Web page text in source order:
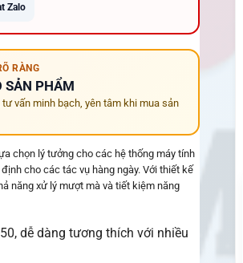
cao
tập, gaming, đồ họa,
Mainboard, RAM, PSU
độ ổn định hệ thống
– hoạt động ổn định –
Zalo
RÀNG
SẢN PHẨM
vấn minh bạch, yên tâm khi mua sản
chọn lý tưởng cho các hệ thống máy tính
cho các tác vụ hàng ngày. Với thiết kế
năng xử lý mượt mà và tiết kiệm năng
dễ dàng tương thích với nhiều